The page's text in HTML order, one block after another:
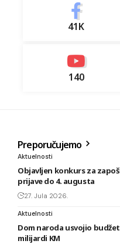
41K
140
Preporučujemo
Aktuelnosti
Objavljen konkurs za
prijave do 4. augusta
27. Jula 2026.
Aktuelnosti
Dom naroda usvojio budžet
milijardi KM